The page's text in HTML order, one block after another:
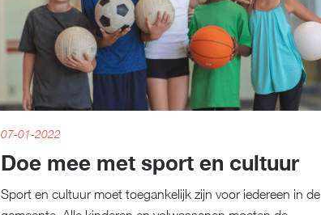
07-01-2022
Doe mee met sport en cultuur
Sport en cultuur moet toegankelijk zijn voor iedereen in de